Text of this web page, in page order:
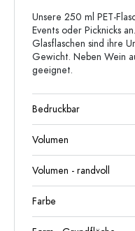
Unsere 250 ml PET-
Events oder Picknicks
Glasflaschen sind ihre
Gewicht. Neben Wein
geeignet.
Bedruckbar
Volumen
Volumen - randvoll
Farbe